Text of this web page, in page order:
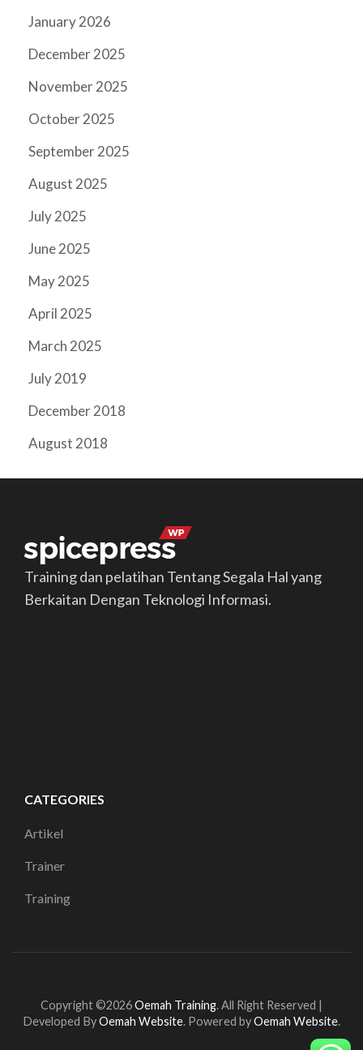
January 2026
December 2025
November 2025
October 2025
September 2025
August 2025
July 2025
June 2025
May 2025
April 2025
March 2025
July 2019
December 2018
August 2018
Training dan pelatihan Tentang Segala Hal yang
Berkaitan Dengan Teknologi Informasi.
CATEGORIES
Artikel
Trainer
Training
Copyright ©2026Oemah Training.All Right Reserved |
Developed ByOemah Website. Powered byOemah Website.